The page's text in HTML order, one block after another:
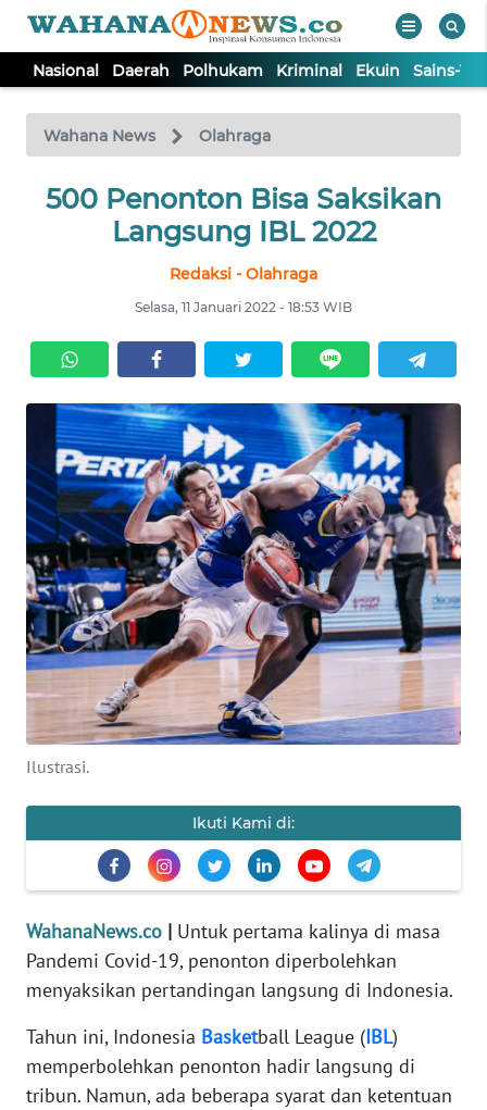
Nasional Daerah Polhukam Kriminal Ekuin Sains-
Wahana News Olahraga
500 Penonton Bisa Saksikan
Langsung IBL 2022
Redaksi - Olahraga
Selasa, 11 Januari 2022 - 18:53 WIB
Ilustrasi.
Ikuti Kami di:
WahanaNews.co | Untuk pertama kalinya di masa
Pandemi Covid-19, penonton diperbolehkan
menyaksikan pertandingan langsung di Indonesia.
Tahun ini, Indonesia Basketball League (IBL)
memperbolehkan penonton hadir langsung di
tribun. Namun, ada beberapa syarat dan ketentuan
TV
Tutup
NASIONAL
KRIMINAL
EKUIN
SAINS-TEKNO
KESEHATAN
INTERNASIONAL
SERBA-SERBI
PENDIDIKAN
OLAHRAGA
EDITORIAL
Informasi
INDEKS